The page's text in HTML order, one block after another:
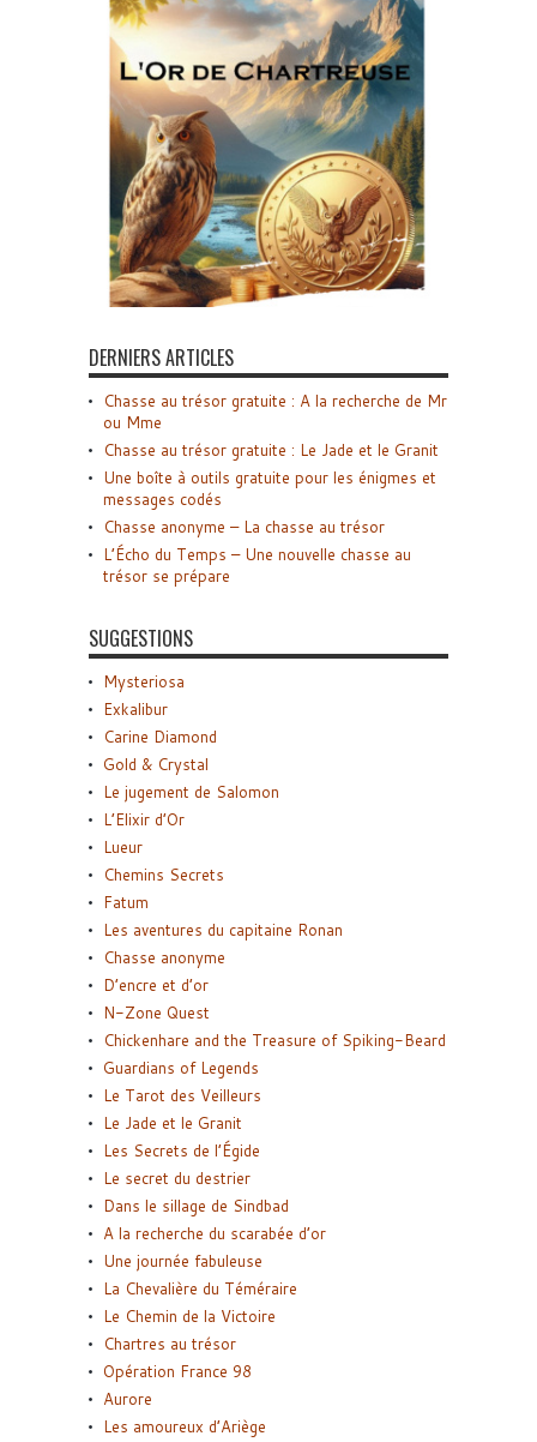
DERNIERS ARTICLES
Chasse au trésor gratuite : A la recherche de Mr
ou Mme
Chasse au trésor gratuite : Le Jade et le Granit
Une boîte à outils gratuite pour les énigmes et
messages codés
Chasse anonyme – La chasse au trésor
L’Écho du Temps – Une nouvelle chasse au
trésor se prépare
SUGGESTIONS
Mysteriosa
Exkalibur
Carine Diamond
Gold & Crystal
Le jugement de Salomon
L’Elixir d’Or
Lueur
Chemins Secrets
Fatum
Les aventures du capitaine Ronan
Chasse anonyme
D’encre et d’or
N-Zone Quest
Chickenhare and the Treasure of Spiking-Beard
Guardians of Legends
Le Tarot des Veilleurs
Le Jade et le Granit
Les Secrets de l’Égide
Le secret du destrier
Dans le sillage de Sindbad
A la recherche du scarabée d’or
Une journée fabuleuse
La Chevalière du Téméraire
Le Chemin de la Victoire
Chartres au trésor
Opération France 98
Aurore
Les amoureux d’Ariège